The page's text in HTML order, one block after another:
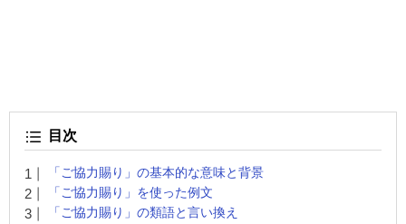
目次
「ご協力賜り」の基本的な意味と背景
「ご協力賜り」を使った例文
「ご協力賜り」の類語と言い換え